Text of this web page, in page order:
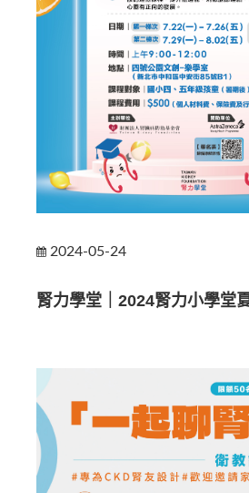
2024-05-24
腎力學堂｜2024腎力小學堂